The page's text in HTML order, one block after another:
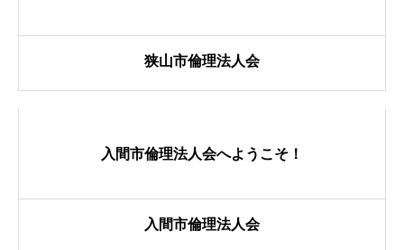
入会の流れ
狭山市倫理法人会
入間市倫理法人会へようこそ！
入間市倫理法人会